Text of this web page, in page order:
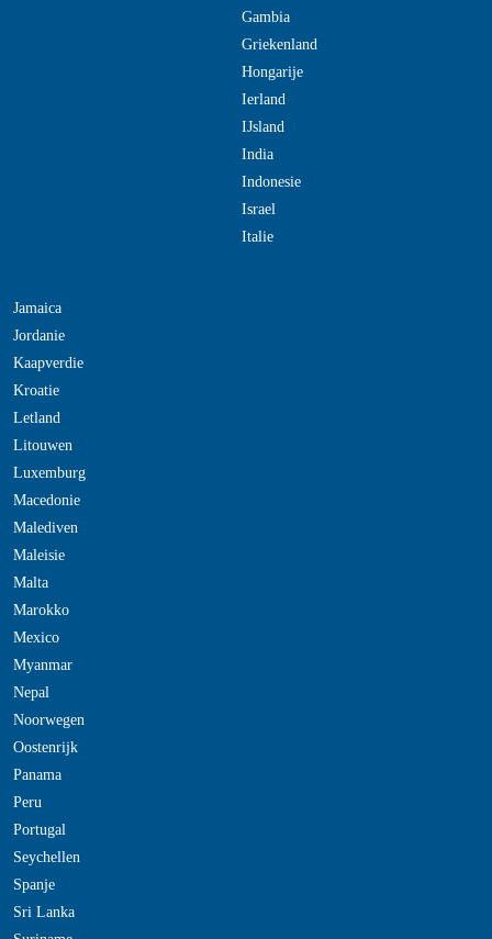
Gambia
Griekenland
Hongarije
Ierland
IJsland
India
Indonesie
Israel
Italie
Jamaica
Jordanie
Kaapverdie
Kroatie
Letland
Litouwen
Luxemburg
Macedonie
Malediven
Maleisie
Malta
Marokko
Mexico
Myanmar
Nepal
Noorwegen
Oostenrijk
Panama
Peru
Portugal
Seychellen
Spanje
Sri Lanka